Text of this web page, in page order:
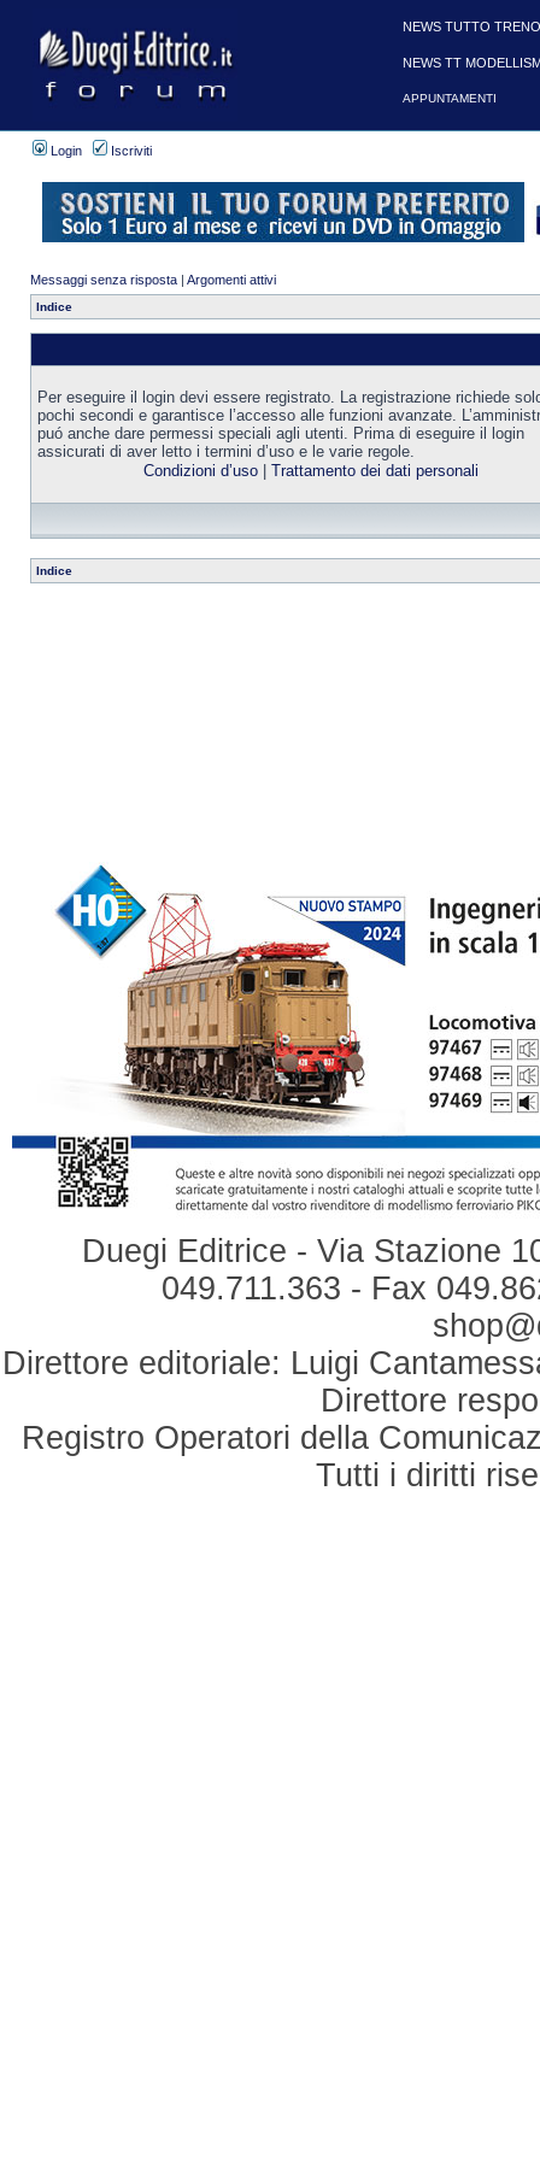
Login Iscriviti
Messaggi senza risposta | Argomenti attivi
Indice
Per eseguire il login devi essere registrato. La registrazione richiede
pochi secondi e garantisce l’accesso alle funzioni avanzate.
puó anche dare permessi speciali agli utenti. Prima di eseguire il login
assicurati di aver letto i termini d’uso e le varie regole.
Condizioni d’uso| Trattamento dei dati personali
Indice
Duegi Editrice - Via Stazione
049.711.363 - Fax
Direttore editoriale: Luigi
Direttore
Registro Operatori della
Tutti i diritti
NEWS TUTTO
NEWS TT
APPUNTAMENTI